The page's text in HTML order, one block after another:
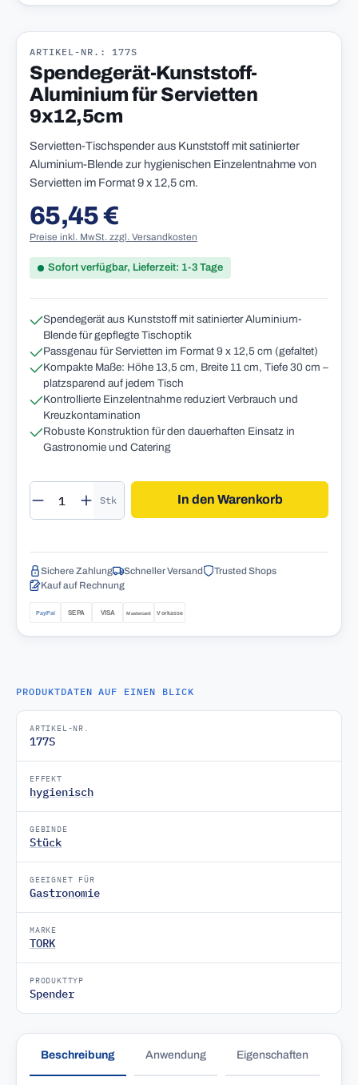
ARTIKEL-NR.: 177S
Spendegerät-Kunststoff-
Aluminium für Servietten
9x12,5cm
Servietten-Tischspender aus Kunststoff mit satinierter
Aluminium-Blende zur hygienischen Einzelentnahme von
Servietten im Format 9 x 12,5 cm.
Regulärer Preis:
65,45 €
Preise inkl. MwSt. zzgl. Versandkosten
Sofort verfügbar, Lieferzeit: 1-3 Tage
Spendegerät aus Kunststoff mit satinierter Aluminium-
Blende für gepflegte Tischoptik
Passgenau für Servietten im Format 9 x 12,5 cm (gefaltet)
Kompakte Maße: Höhe 13,5 cm, Breite 11 cm, Tiefe 30 cm –
platzsparend auf jedem Tisch
Kontrollierte Einzelentnahme reduziert Verbrauch und
Kreuzkontamination
Robuste Konstruktion für den dauerhaften Einsatz in
Gastronomie und Catering
Produkt Anzahl: Gib den gewünschten
Stk In den Warenkorb
Sichere Zahlung Schneller Versand
Trusted Shops
Kauf auf Rechnung
PRODUKTDATEN AUF EINEN BLICK
ARTIKEL-NR.
177S
EFFEKT
hygienisch
GEBINDE
Stück
GEEIGNET FÜR
Gastronomie
MARKE
TORK
PRODUKTTYP
Spender
Beschreibung Anwendung Eigenschaften